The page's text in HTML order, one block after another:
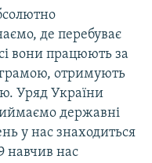
де перебуває
вони працюють за
отримують
Уряд України
державні
у нас знаходиться
навчив нас